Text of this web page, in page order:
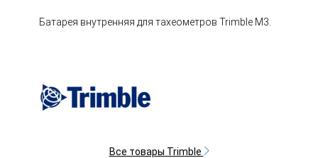
Батарея внутренняя для тахеометров Trimble M3.
Все товары Trimble